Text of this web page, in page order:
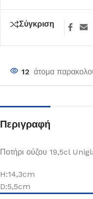
Σύγκριση
12 άτομα
Περιγραφή
Ποτήρι ούζου 19,5cl
H:14,3cm
D:5,5cm